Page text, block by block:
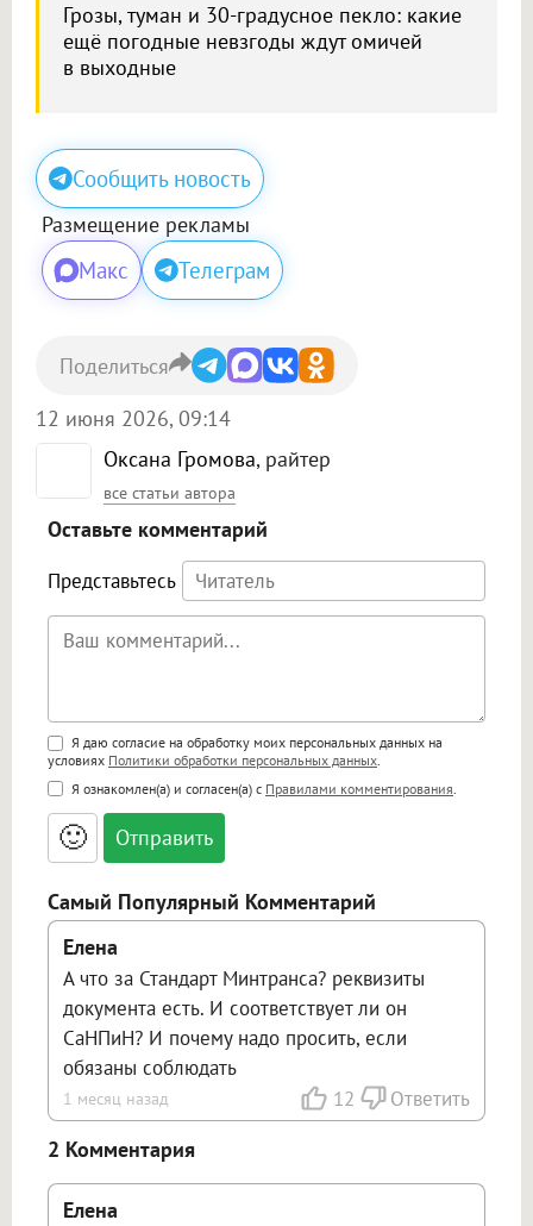
Грозы, туман и 30-градусное пекло: какие
ещё погодные невзгоды ждут омичей
в выходные
Сообщить новость
Размещение рекламы
Макс Телеграм
Оксана Громова, райтер
все статьи автора
12 июня 2026, 09:14
Поделиться
Оставьте комментарий
Представьтесь
Поддержка HTML
<b>, <strong>, <u>, <i>, <em>, <s>, <big>,
<small>, <sup>, <sub>, <pre>, <ul>, <ol>, <li>,
<blockquote>, <code> экранирует HTML,
адреса URL автоматически становятся
ссылками, и [img]адрес[/img] будет
Я даю согласие на обработку моих персональных данных на
условиях Политики обработки персональных данных
Я ознакомлен(а) и согласен(а) с Правилами комментирования
🙂
Самый Популярный Комментарий
Елена
А что за Стандарт Минтранса? реквизиты
документа есть. И соответствует ли он
СаНПиН? И почему надо просить, если
обязаны соблюдать
1 месяц назад 12 Ответить
2 Комментария
Елена